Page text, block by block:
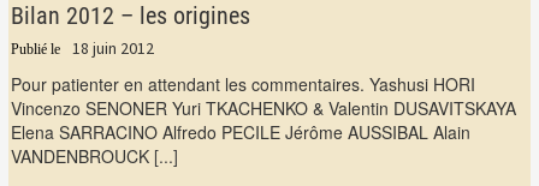
Bilan 2012 – les origines
18 juin 2012
Pour patienter en attendant les commentaires. Yashusi HORI
Vincenzo SENONER Yuri TKACHENKO & Valentin DUSAVITSKAYA
Elena SARRACINO Alfredo PECILE Jérôme AUSSIBAL Alain
VANDENBROUCK [...]